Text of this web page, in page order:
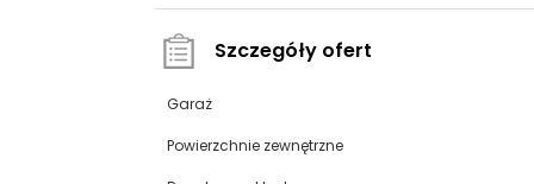
Szczegóły ofert
Garaż
Powierzchnie zewnętrzne